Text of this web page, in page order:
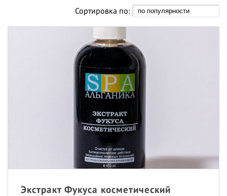
Сортировка по:
Экстракт Фукуса косметический